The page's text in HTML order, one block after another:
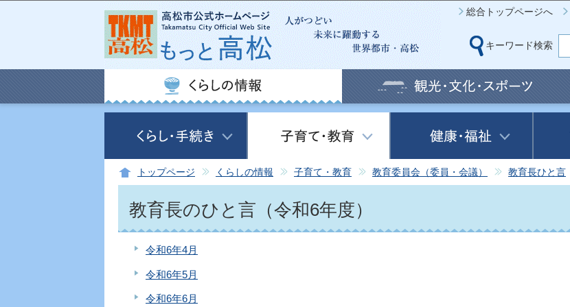
このページの本文へ移動
総合トップページへ
キーワード検索
トップページ くらしの情報 子育て・教育 教育委員会（委員・会議） 教育長ひと言
教育長のひと言（令和6年度）
令和6年4月
令和6年5月
令和6年6月